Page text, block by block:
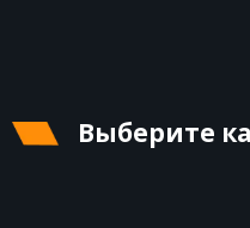
Выберите